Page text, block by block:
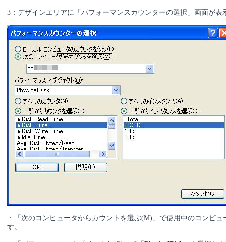
3：デザインエリアに「パフォーマンスカウンターの選択」画面が表
・「次のコンピュータからカウントを選ぶ(M)」で使用中のコンピュ
す。